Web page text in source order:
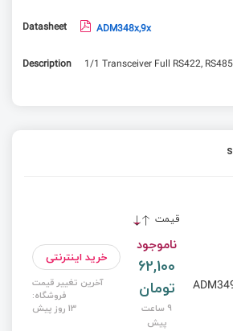
Datasheet ADM348x,9x
Description 1/1 Transceiver Full RS422,
قیمت
ناموجود
62,100
تومان
9 ساعت
پیش
خرید اینترنتی
آخرین تغییر قیمت
فروشگاه:
13 روز پیش